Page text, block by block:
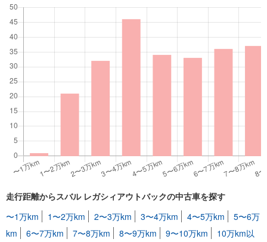
走行距離からスバル レガシィアウトバックの中古車を探す
〜1万km
1〜2万km 2〜3万km 3〜4万km 4〜5万km
5〜6万
km
6〜7万km 7〜8万km 8〜9万km 9〜10万km
10万km以